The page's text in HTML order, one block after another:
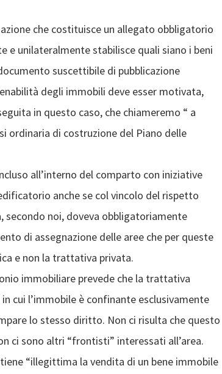
che costituisce un allegato obbligatorio
e unilateralmente stabilisce quali siano i beni
suscettibile di pubblicazione
degli immobili deve esser motivata,
in questo caso, che chiameremo “ a
ordinaria di costruzione del Piano delle
all’interno del comparto con iniziative
anche se col vincolo del rispetto
secondo noi, doveva obbligatoriamente
di assegnazione delle aree che per queste
e non la trattativa privata.
immobiliare prevede che la trattativa
cui l’immobile è confinante esclusivamente
lo stesso diritto. Non ci risulta che questo
ci sono altri “frontisti” interessati all’area.
“illegittima la vendita di un bene immobile